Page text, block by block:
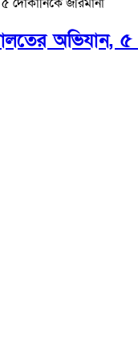
অভিযান, ৫